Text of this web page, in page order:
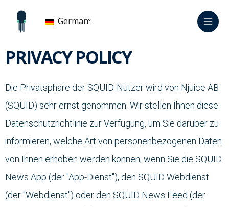
Inhalt
springen
German
PRIVACY POLICY
Die Privatsphäre der SQUID-Nutzer wird von Njuice AB
(SQUID) sehr ernst genommen. Wir stellen Ihnen diese
Datenschutzrichtlinie zur Verfügung, um Sie darüber zu
informieren, welche Art von personenbezogenen Daten
von Ihnen erhoben werden können, wenn Sie die SQUID
News App (der "App-Dienst"), den SQUID Webdienst
(der "Webdienst") oder den SQUID News Feed (der